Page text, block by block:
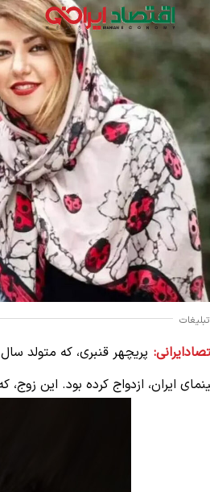
تبلیغات
ایران، ازدواج کرده بود. این